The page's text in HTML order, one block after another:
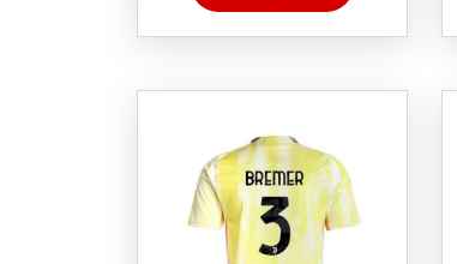
flere
Alternativene
produktsiden